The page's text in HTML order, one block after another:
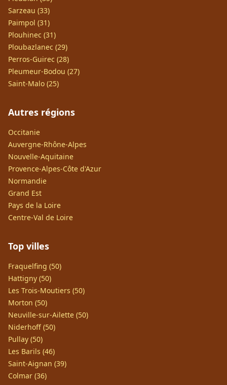
Sarzeau (33)
Paimpol (31)
Plouhinec (31)
Ploubazlanec (29)
Perros-Guirec (28)
Pleumeur-Bodou (27)
Saint-Malo (25)
Autres régions
Occitanie
Auvergne-Rhône-Alpes
Nouvelle-Aquitaine
Provence-Alpes-Côte d'Azur
Normandie
Grand Est
Pays de la Loire
Centre-Val de Loire
Top villes
Fraquelfing (50)
Hattigny (50)
Les Trois-Moutiers (50)
Morton (50)
Neuville-sur-Ailette (50)
Niderhoff (50)
Pullay (50)
Les Barils (46)
Saint-Aignan (39)
Colmar (36)